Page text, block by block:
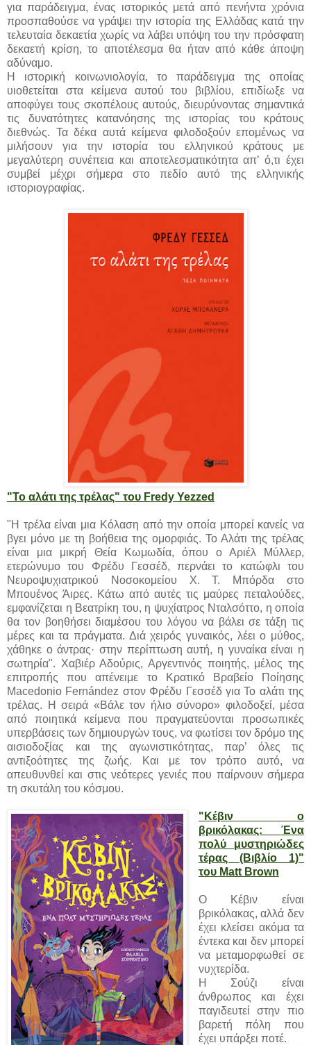
για παράδειγμα, ένας ιστορικός μετά από πενήντα χρόνια
προσπαθούσε να γράψει την ιστορία της Ελλάδας κατά την
τελευταία δεκαετία χωρίς να λάβει υπόψη του την πρόσφατη
δεκαετή κρίση, το αποτέλεσμα θα ήταν από κάθε άποψη
αδύναμο.
Η ιστορική κοινωνιολογία, το παράδειγμα της οποίας
υιοθετείται στα κείμενα αυτού του βιβλίου, επιδίωξε να
αποφύγει τους σκοπέλους αυτούς, διευρύνοντας σημαντικά
τις δυνατότητες κατανόησης της ιστορίας του κράτους
διεθνώς. Τα δέκα αυτά κείμενα φιλοδοξούν επομένως να
μιλήσουν για την ιστορία του ελληνικού κράτους με
μεγαλύτερη συνέπεια και αποτελεσματικότητα απ’ ό,τι έχει
συμβεί μέχρι σήμερα στο πεδίο αυτό της ελληνικής
ιστοριογραφίας.
"Το αλάτι της τρέλας" του Fredy Yezzed
"Η τρέλα είναι μια Κόλαση από την οποία μπορεί κανείς να
βγει μόνο με τη βοήθεια της ομορφιάς. Το Αλάτι της τρέλας
είναι μια μικρή Θεία Κωμωδία, όπου ο Αριέλ Μύλλερ,
ετερώνυμο του Φρέδυ Γεσσέδ, περνάει το κατώφλι του
Νευροψυχιατρικού Νοσοκομείου Χ. Τ. Μπόρδα στο
Μπουένος Άιρες. Κάτω από αυτές τις μαύρες πεταλούδες,
εμφανίζεται η Βεατρίκη του, η ψυχίατρος Νταλσόττο, η οποία
θα τον βοηθήσει διαμέσου του λόγου να βάλει σε τάξη τις
μέρες και τα πράγματα. Διά χειρός γυναικός, λέει ο μύθος,
χάθηκε ο άντρας· στην περίπτωση αυτή, η γυναίκα είναι η
σωτηρία". Χαβιέρ Αδούρις, Αργεντινός ποιητής, μέλος της
επιτροπής που απένειμε το Κρατικό Βραβείο Ποίησης
Macedonio Fernández στον Φρέδυ Γεσσέδ για Το αλάτι της
τρέλας. Η σειρά «Βάλε τον ήλιο σύνορο» φιλοδοξεί, μέσα
από ποιητικά κείμενα που πραγματεύονται προσωπικές
υπερβάσεις των δημιουργών τους, να φωτίσει τον δρόμο της
αισιοδοξίας και της αγωνιστικότητας, παρ’ όλες τις
αντιξοότητες της ζωής. Και με τον τρόπο αυτό, να
απευθυνθεί και στις νεότερες γενιές που παίρνουν σήμερα
τη σκυτάλη του κόσμου.
"Κέβιν ο
βρικόλακας: Ένα
πολύ μυστηριώδες
τέρας (Βιβλίο 1)"
του Matt Brown
Ο Κέβιν είναι
βρικόλακας, αλλά δεν
έχει κλείσει ακόμα τα
έντεκα και δεν μπορεί
να μεταμορφωθεί σε
νυχτερίδα.
Η Σούζι είναι
άνθρωπος και έχει
παγιδευτεί στην πιο
βαρετή πόλη που
έχει υπάρξει ποτέ.